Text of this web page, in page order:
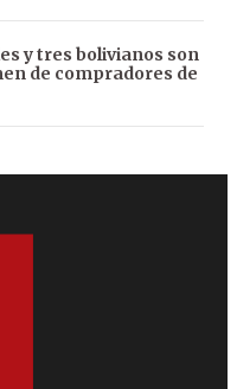
y tres bolivianos son
de compradores de